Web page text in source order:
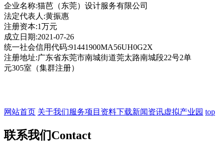
企业名称:猫芭（东莞）设计服务有限公司
法定代表人:黄振惠
注册资本:1万元
成立日期:2021-07-26
统一社会信用代码:91441900MA56UH0G2X
注册地址:广东省东莞市南城街道莞太路南城段22号2单
元305室（集群注册）
网站首页 关于我们服务项目 资料下载新闻资讯虚拟产业园 top
联系我们Contact